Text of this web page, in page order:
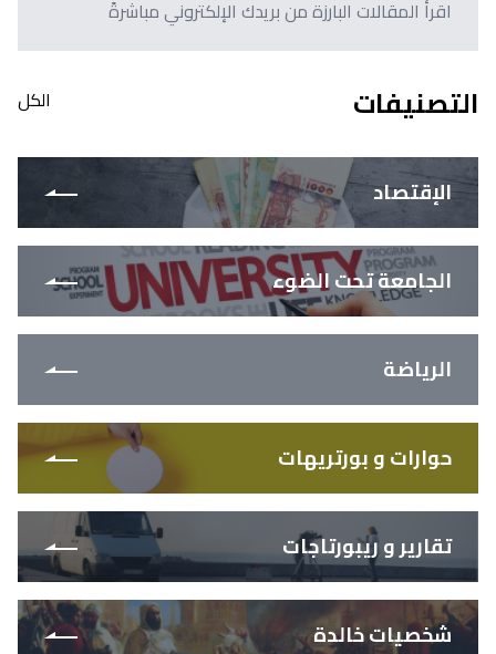
اقرأ المقالات البارزة من بريدك الإلكتروني مباشرةً
التصنيفات الكل
الإقتصاد
الجامعة تحت الضوء
الرياضة
حوارات و بورتريهات
تقارير و ريبورتاجات
شخصيات خالدة